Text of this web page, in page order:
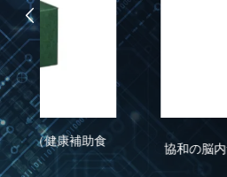
協和の脳内サポート 90粒入